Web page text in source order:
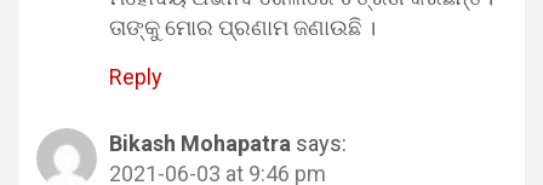
ତାଙ୍କୁ ମୋର ପ୍ରଣାମ ଜଣାଉଛି ।
Reply
Bikash Mohapatra says:
2021-06-03 at 9:46 pm